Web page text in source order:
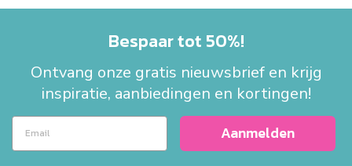
Bespaar tot 50%!
Ontvang onze gratis nieuwsbrief en krijg
inspiratie, aanbiedingen en kortingen!
Aanmelden